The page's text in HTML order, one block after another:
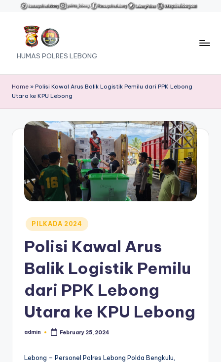
content
HUMAS POLRES LEBONG
Home » Polisi Kawal Arus Balik Logistik Pemilu dari PPK Lebong
Utara ke KPU Lebong
Posted
in
PILKADA 2024
Polisi Kawal Arus
Balik Logistik Pemilu
dari PPK Lebong
Utara ke KPU Lebong
Posted
admin February 25, 2024
Lebong – Personel Polres Lebong Polda Bengkulu,